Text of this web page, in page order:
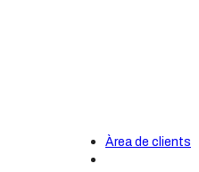
Àrea de clients